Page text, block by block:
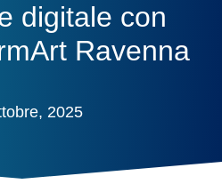
digitale con
Ravenna
2025